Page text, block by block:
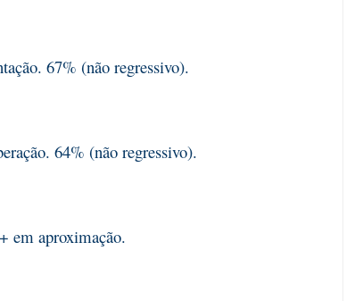
67% (não regressivo).
64% (não regressivo).
em aproximação.